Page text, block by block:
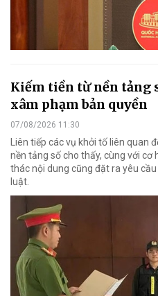
Kiếm tiền từ nền tảng
xâm phạm bản quyền
07/08/2026 11:30
Liên tiếp các vụ khởi tố liên quan
nền tảng số cho thấy, cùng với
thác nội dung cũng đặt ra yêu
luật.